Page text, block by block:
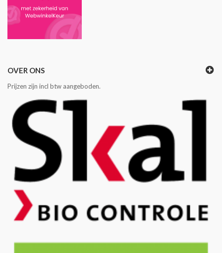
OVER ONS
Prijzen zijn incl btw aangeboden.